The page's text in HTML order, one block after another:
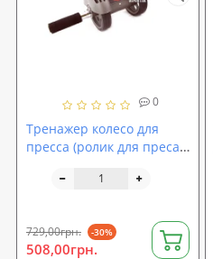
0
Тренажер колесо для
пресса (ролик для преса)
729,00грн. -30%
508,00грн.